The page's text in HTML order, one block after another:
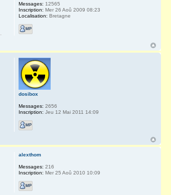
Messages: 12565
Inscription: Mer 26 Aoû 2009 08:23
Localisation: Bretagne
dosibox
Messages: 2656
Inscription: Jeu 12 Mai 2011 14:09
alexthom
Messages: 216
Inscription: Mer 25 Aoû 2010 10:09